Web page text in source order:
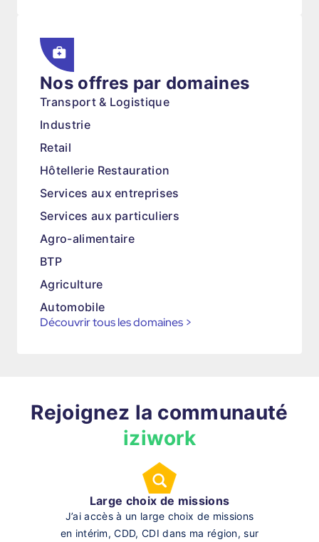
Nos offres par domaines
Transport & Logistique
Industrie
Retail
Hôtellerie Restauration
Services aux entreprises
Services aux particuliers
Agro-alimentaire
BTP
Agriculture
Automobile
Découvrir tous les domaines >
Rejoignez la communauté
iziwork
Large choix de missions
J’ai accès à un large choix de missions
en intérim, CDD, CDI dans ma région, sur